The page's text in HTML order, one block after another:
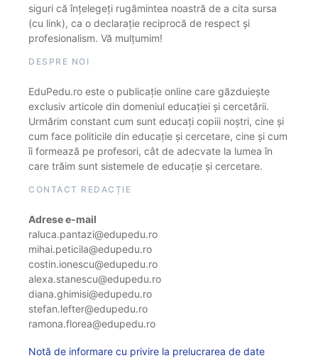
siguri că înțelegeți rugămintea noastră de a cita sursa
(cu link), ca o declarație reciprocă de respect și
profesionalism. Vă mulțumim!
DESPRE NOI
EduPedu.ro este o publicație online care găzduiește
exclusiv articole din domeniul educației și cercetării.
Urmărim constant cum sunt educați copiii noștri, cine și
cum face politicile din educație și cercetare, cine și cum
îi formează pe profesori, cât de adecvate la lumea în
care trăim sunt sistemele de educație și cercetare.
CONTACT REDACȚIE
Adrese e-mail
raluca.pantazi@edupedu.ro
mihai.peticila@edupedu.ro
costin.ionescu@edupedu.ro
alexa.stanescu@edupedu.ro
diana.ghimisi@edupedu.ro
stefan.lefter@edupedu.ro
ramona.florea@edupedu.ro
Notă de informare cu privire la prelucrarea de date